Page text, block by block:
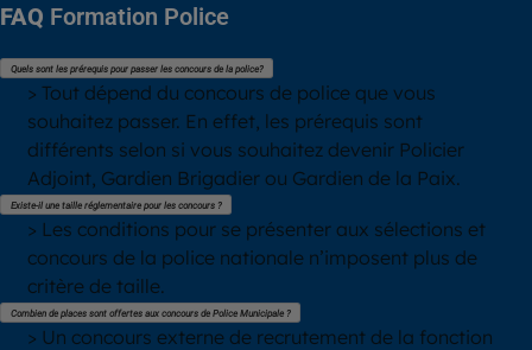
FAQ Formation Police
Quels sont les prérequis pour passer les concours de la police?
> Tout dépend du concours de police que vous
souhaitez passer. En effet, les prérequis sont
différents selon si vous souhaitez devenir Policier
Adjoint, Gardien Brigadier ou Gardien de la Paix.
Existe-il une taille réglementaire pour les concours ?
> Les conditions pour se présenter aux sélections et
concours de la police nationale n’imposent plus de
critère de taille.
Combien de places sont offertes aux concours de Police Municipale ?
> Un concours externe de recrutement de la fonction